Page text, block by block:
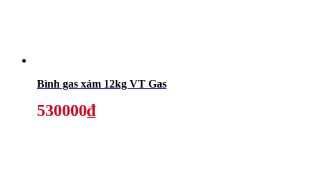
Bình gas xám 12kg VT Gas
530000₫